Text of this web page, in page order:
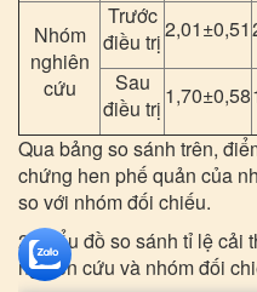
Nhóm
nghiên
cứu
Trước
điều trị2,01±0,51
Sau
điều trị 1,70±0,58
Qua bảng so sánh trên,
chứng hen phế quản của
so với nhóm đối chiếu.
2. Biểu đồ so sánh tỉ lệ cải
nghiên cứu và nhóm đối